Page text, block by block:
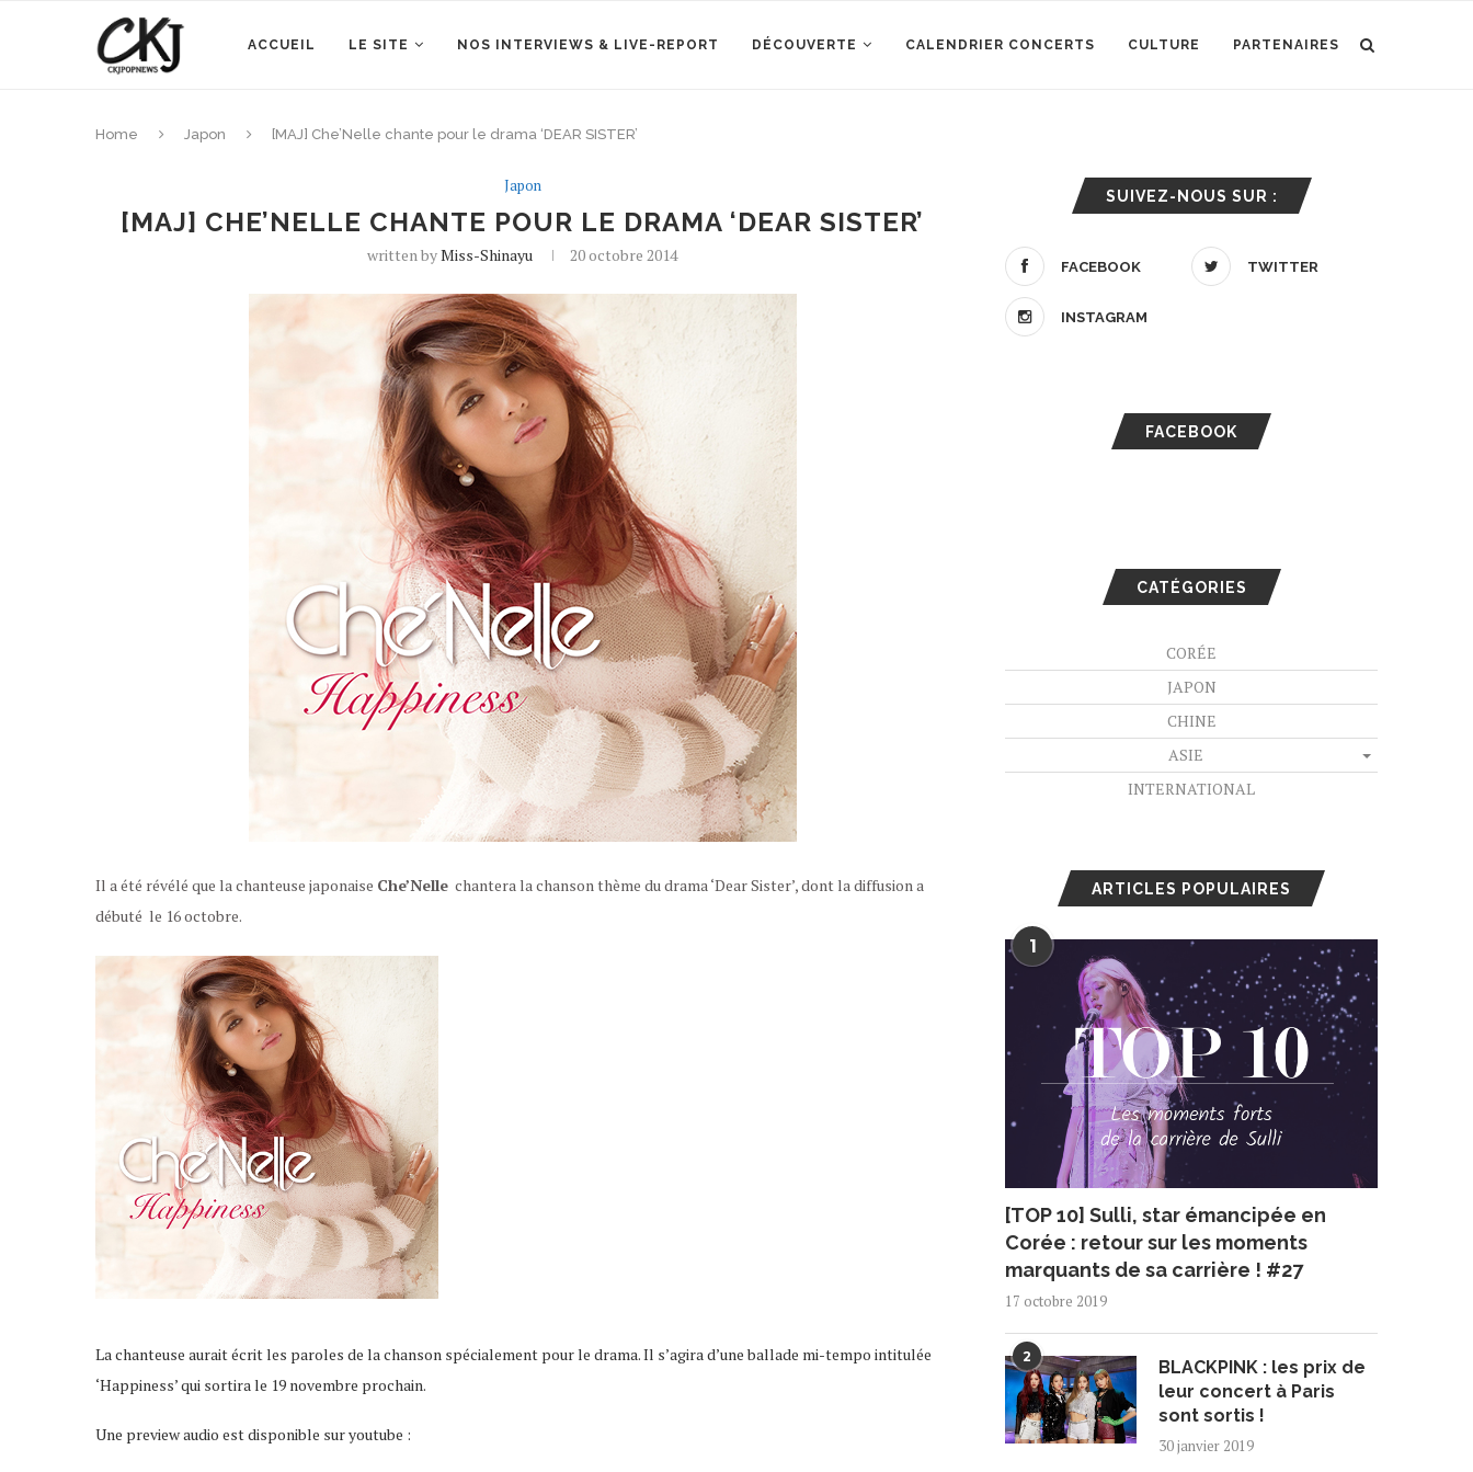
ACCUEIL LE SITE NOS INTERVIEWS & LIVE-REPORT DÉCOUVERTE CALENDRIER CONCERTS CULTURE PARTENAIRES
Home Japon [MAJ] Che’Nelle chante pour le drama ‘DEAR SISTER’
Japon
[MAJ] CHE’NELLE CHANTE POUR LE DRAMA ‘DEAR SISTER’
written byMiss-Shinayu 20 octobre 2014
Il a été révélé que la chanteuse japonaise Che’Nelle chantera la chanson thème du drama ‘Dear Sister’, dont la diffusion a
débuté le 16 octobre.
La chanteuse aurait écrit les paroles de la chanson spécialement pour le drama. Il s’agira d’une ballade mi-tempo intitulée
‘Happiness’ qui sortira le 19 novembre prochain.
Une preview audio est disponible sur youtube :
SUIVEZ-NOUS SUR :
FACEBOOK TWITTER
INSTAGRAM
FACEBOOK
CATÉGORIES
CORÉE
JAPON
CHINE
ASIE
INTERNATIONAL
ARTICLES POPULAIRES
1
[TOP 10] Sulli, star émancipée en
Corée : retour sur les moments
marquants de sa carrière ! #27
17 octobre 2019
2
BLACKPINK : les prix de
leur concert à Paris
sont sortis !
30 janvier 2019